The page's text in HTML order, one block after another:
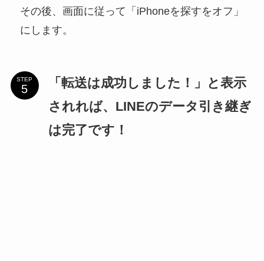
その後、画面に従って「iPhoneを探すをオフ」
にします。
STEP
「転送は成功しました！」と表示
されれば、LINEのデータ引き継ぎ
は完了です！